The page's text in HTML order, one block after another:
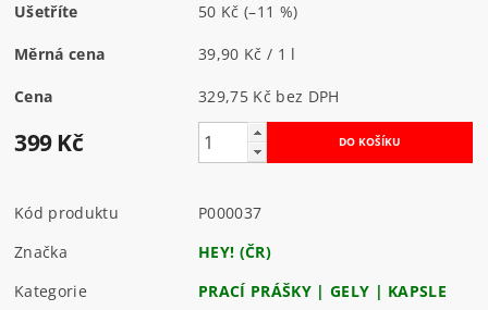
Ušetříte 50 Kč(–11 %)
Měrná cena 39,90 Kč / 1 l
Cena 329,75 Kč bez DPH
399 Kč
Kód produktu
P000037
Značka
HEY! (ČR)
Kategorie
PRACÍ PRÁŠKY | GELY | KAPSLE